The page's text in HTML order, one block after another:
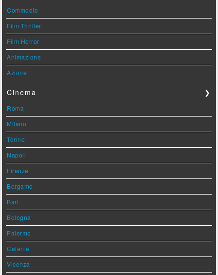
Commedie
Film Thriller
Film Horror
Animazione
Azione
Cinema ❯
Roma
Milano
Torino
Napoli
Firenze
Bergamo
Bari
Bologna
Palermo
Catania
Vicenza